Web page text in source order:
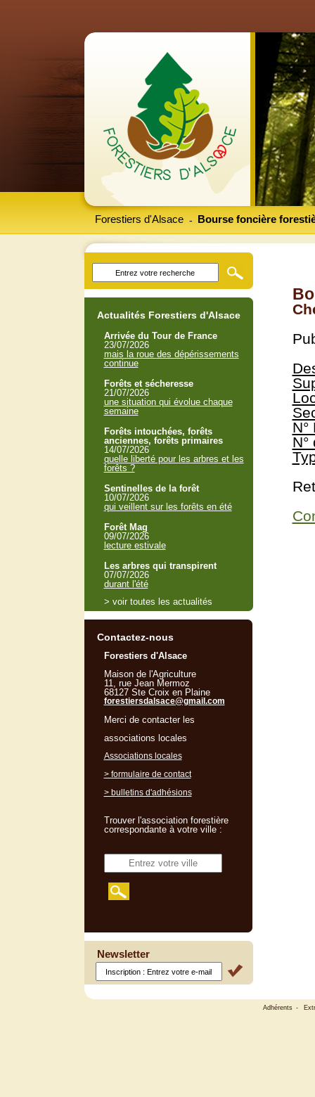
Forestiers d'Alsace Bourse foncière
-
N°
N°
Actualités Forestiers d'Alsace
Arrivée du Tour de France
23/07/2026
mais la roue des dépérissements
continue
Forêts et sécheresse
21/07/2026
une situation qui évolue chaque
semaine
Forêts intouchées, forêts
anciennes, forêts primaires
14/07/2026
quelle liberté pour les arbres et les
forêts ?
Sentinelles de la forêt
10/07/2026
qui veillent sur les forêts en été
Forêt Mag
09/07/2026
lecture estivale
Les arbres qui transpirent
07/07/2026
durant l'été
> voir toutes les actualités
Contactez-nous
Forestiers d'Alsace
Maison de l'Agriculture
11, rue Jean Mermoz
68127 Ste Croix en Plaine
forestiersdalsace@gmail.com
Merci de contacter les
associations locales
Associations locales
> formulaire de contact
> bulletins d'adhésions
Trouver l'association forestière
correspondante à votre ville :
Newsletter
Adhérents -